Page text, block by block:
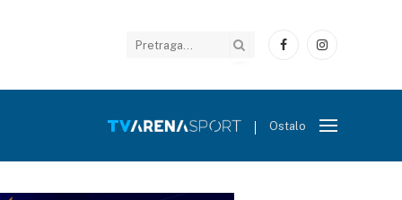
FacebookInstagram
Ostalo